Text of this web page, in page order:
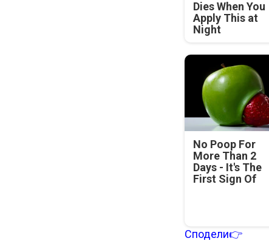
Dies When You
Apply This at
Night
No Poop For
More Than 2
Days - It's The
First Sign Of
Сподели👉